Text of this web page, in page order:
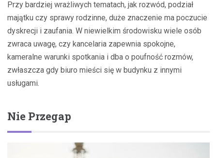
Przy bardziej wrażliwych tematach, jak rozwód, podział
majątku czy sprawy rodzinne, duże znaczenie ma poczucie
dyskrecji i zaufania. W niewielkim środowisku wiele osób
zwraca uwagę, czy kancelaria zapewnia spokojne,
kameralne warunki spotkania i dba o poufność rozmów,
zwłaszcza gdy biuro mieści się w budynku z innymi
usługami.
Nie Przegap